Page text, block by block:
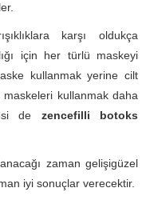
karşı oldukça
için her türlü maskeyi
kullanmak yerine cilt
kullanmak daha
de zencefilli botoks
zaman gelişigüzel
iyi sonuçlar verecektir.